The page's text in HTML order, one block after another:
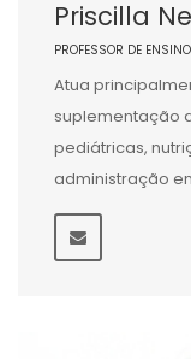
Priscilla
PROFESSOR DE
Atua
suplementação
pediátricas,
administração